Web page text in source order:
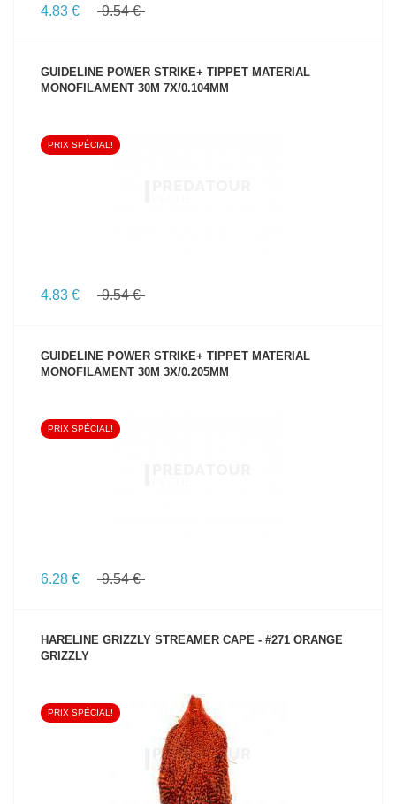
4.83 € 9.54 €
GUIDELINE POWER STRIKE+ TIPPET MATERIAL
MONOFILAMENT 30M 7X/0.104MM
PRIX SPÉCIAL!
4.83 € 9.54 €
GUIDELINE POWER STRIKE+ TIPPET MATERIAL
MONOFILAMENT 30M 3X/0.205MM
PRIX SPÉCIAL!
6.28 € 9.54 €
HARELINE GRIZZLY STREAMER CAPE - #271 ORANGE
GRIZZLY
VOIR LE PRODUIT
PRIX SPÉCIAL!